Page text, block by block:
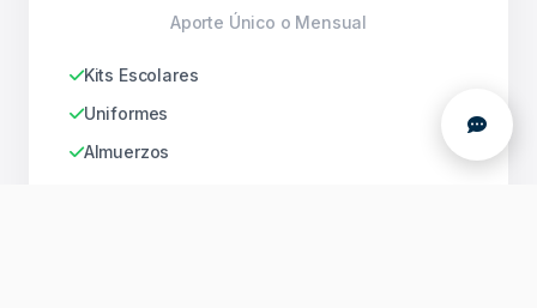
Aporte Único o Mensual
Kits Escolares
Uniformes
Almuerzos